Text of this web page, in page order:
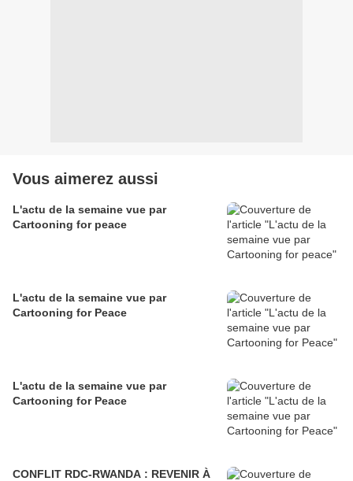
Vous aimerez aussi
L'actu de la semaine vue par
Cartooning for peace
L'actu de la semaine vue par
Cartooning for Peace
L'actu de la semaine vue par
Cartooning for Peace
CONFLIT RDC-RWANDA : REVENIR À